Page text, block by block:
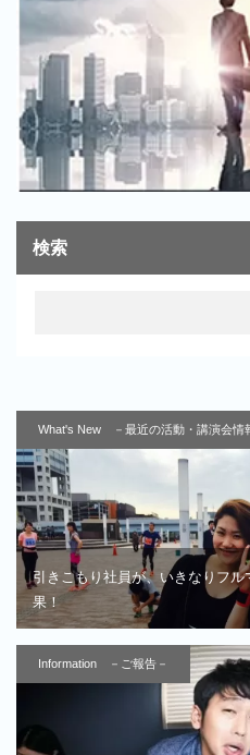
検索
What's New －最近の活動・講演会情
引きこもり社員が、いきなりフ
果！
Information －ご報告－